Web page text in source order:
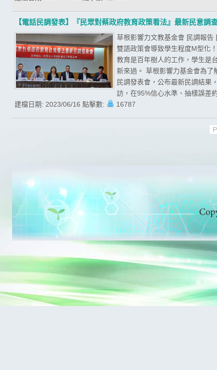
【電話民調發表】『民眾對蔡政府教育政策看法』最新民意調
草根影響力文教基金會 民調報
雙語政策會導致學生程度M型化
教育是百年樹人的工作，學生是
新來過。 草根影響力基金會為了
民調發表會，公布最新民調結果
訪，在95%信心水準、抽樣誤差
建檔日期: 2023/06/16 點擊數: 16787